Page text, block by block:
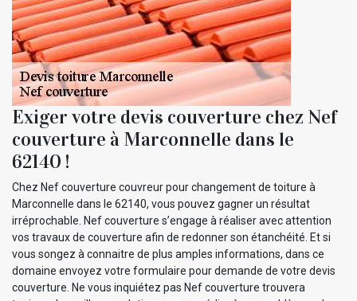
Exiger votre devis couverture chez Nef
couverture à Marconnelle dans le
62140 !
Chez Nef couverture couvreur pour changement de toiture à
Marconnelle dans le 62140, vous pouvez gagner un résultat
irréprochable. Nef couverture s’engage à réaliser avec attention
vos travaux de couverture afin de redonner son étanchéité. Et si
vous songez à connaitre de plus amples informations, dans ce
domaine envoyez votre formulaire pour demande de votre devis
couverture. Ne vous inquiétez pas Nef couverture trouvera